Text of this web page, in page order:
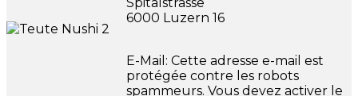
6000 Luzern 16
E-Mail: Cette adresse e-mail est
protégée contre les robots
spammeurs. Vous devez activer le